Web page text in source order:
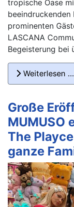
tropische Oase
beeindruckenden
prominenten
LASCANA
Begeisterung bei
Weiterlesen …
Große
MUMUSO
The
ganze